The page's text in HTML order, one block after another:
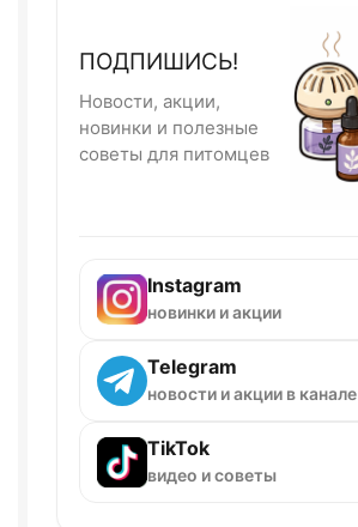
ПОДПИШИСЬ!
Новости, акции,
новинки и полезные
советы для питомцев
Instagram
новинки и акции
Telegram
новости и акции в канале
TikTok
видео и советы